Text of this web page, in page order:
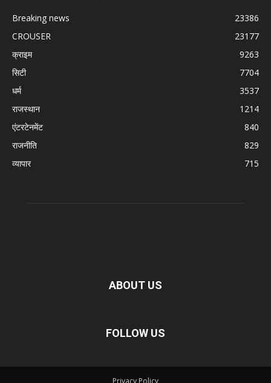
Breaking news
23386
CROUSER
23177
क्राइम
9263
सिटी
7704
धर्म
3537
राजस्थान
1214
एंटरटेनमेंट
840
राजनीति
829
व्यापार
715
ABOUT US
FOLLOW US